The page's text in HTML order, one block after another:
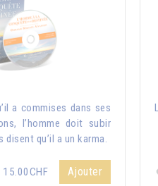
a commises dans ses
l’homme doit subir
qu’il a un karma.
15.00CHF Ajouter